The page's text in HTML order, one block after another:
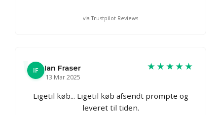
via Trustpilot Reviews
IF
Ian Fraser
13 Mar 2025
★★★★★
Ligetil køb... Ligetil køb afsendt prompte og
leveret til tiden.